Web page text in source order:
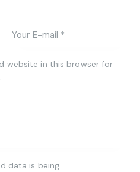
website in this browser for
data is being